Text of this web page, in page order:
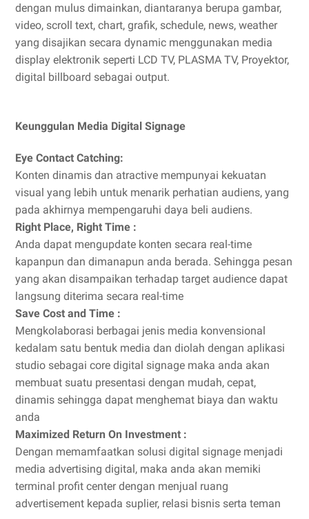
dengan mulus dimainkan, diantaranya berupa gambar,
video, scroll text, chart, grafik, schedule, news, weather
yang disajikan secara dynamic menggunakan media
display elektronik seperti LCD TV, PLASMA TV, Proyektor,
digital billboard sebagai output.
Keunggulan Media Digital Signage
Eye Contact Catching:
Konten dinamis dan atractive mempunyai kekuatan
visual yang lebih untuk menarik perhatian audiens, yang
pada akhirnya mempengaruhi daya beli audiens.
Right Place, Right Time :
Anda dapat mengupdate konten secara real-time
kapanpun dan dimanapun anda berada. Sehingga pesan
yang akan disampaikan terhadap target audience dapat
langsung diterima secara real-time
Save Cost and Time :
Mengkolaborasi berbagai jenis media konvensional
kedalam satu bentuk media dan diolah dengan aplikasi
studio sebagai core digital signage maka anda akan
membuat suatu presentasi dengan mudah, cepat,
dinamis sehingga dapat menghemat biaya dan waktu
anda
Maximized Return On Investment :
Dengan memamfaatkan solusi digital signage menjadi
media advertising digital, maka anda akan memiki
terminal profit center dengan menjual ruang
advertisement kepada suplier, relasi bisnis serta teman